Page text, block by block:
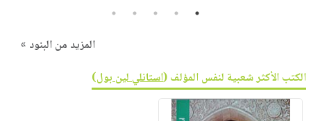
1
2
3
4
5
المزيد من البنود »
الكتب الأكثر شعبية لنفس المؤلف (استانلي لين بول)